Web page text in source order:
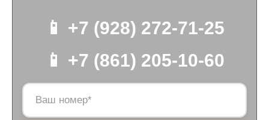
📱 +7 (928) 272-71-25
📱 +7 (861) 205-10-60